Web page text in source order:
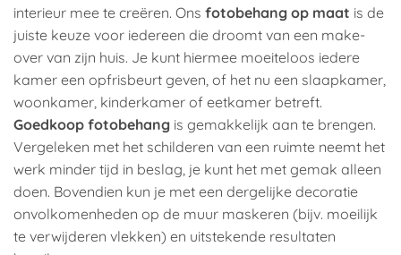
interieur mee te creëren. Ons fotobehang op maat is de
juiste keuze voor iedereen die droomt van een make-
over van zijn huis. Je kunt hiermee moeiteloos iedere
kamer een opfrisbeurt geven, of het nu een slaapkamer,
woonkamer, kinderkamer of eetkamer betreft.
Goedkoop fotobehang is gemakkelijk aan te brengen.
Vergeleken met het schilderen van een ruimte neemt het
werk minder tijd in beslag, je kunt het met gemak alleen
doen. Bovendien kun je met een dergelijke decoratie
onvolkomenheden op de muur maskeren (bijv. moeilijk
te verwijderen vlekken) en uitstekende resultaten